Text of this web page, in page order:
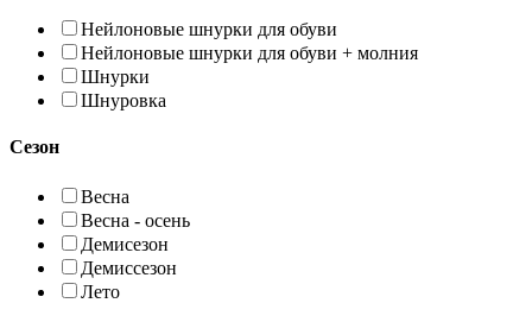
Нейлоновые шнурки для обуви
Нейлоновые шнурки для обуви + молния
Шнурки
Шнуровка
Сезон
Весна
Весна - осень
Демисезон
Демиссезон
Лето